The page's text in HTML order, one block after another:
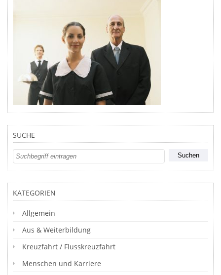
SUCHE
KATEGORIEN
Allgemein
Aus & Weiterbildung
Kreuzfahrt / Flusskreuzfahrt
Menschen und Karriere